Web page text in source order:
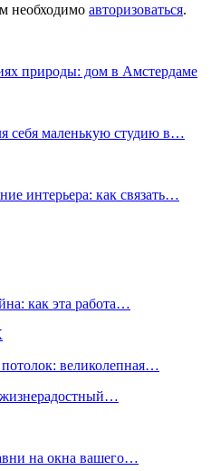
необходимо авторизоваться.
природы: дом в Амстердаме
себя маленькую студию в…
интерьера: как связать…
как эта работа…
великолепная…
жизнерадостный…
на окна вашего…